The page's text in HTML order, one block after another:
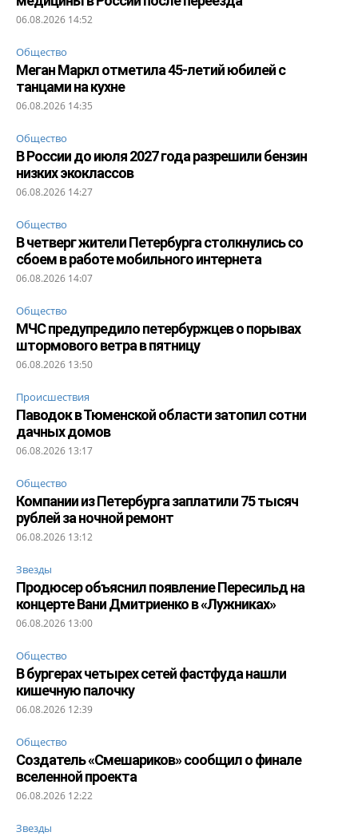
06.08.2026 14:52
Общество
Меган Маркл отметила 45-летий юбилей с
танцами на кухне
06.08.2026 14:35
Общество
В России до июля 2027 года разрешили бензин
низких экоклассов
06.08.2026 14:27
Общество
В четверг жители Петербурга столкнулись со
сбоем в работе мобильного интернета
06.08.2026 14:07
Общество
МЧС предупредило петербуржцев о порывах
штормового ветра в пятницу
06.08.2026 13:50
Происшествия
Паводок в Тюменской области затопил сотни
дачных домов
06.08.2026 13:17
Общество
Компании из Петербурга заплатили 75 тысяч
рублей за ночной ремонт
06.08.2026 13:12
Звезды
Продюсер объяснил появление Пересильд на
концерте Вани Дмитриенко в «Лужниках»
06.08.2026 13:00
Общество
В бургерах четырех сетей фастфуда нашли
кишечную палочку
06.08.2026 12:39
Общество
Создатель «Смешариков» сообщил о финале
вселенной проекта
06.08.2026 12:22
Звезды